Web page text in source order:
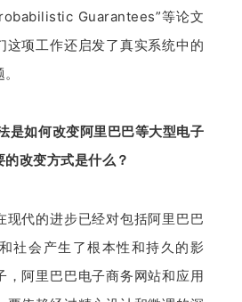
Guarantees”等论文
这项工作还启发了真实系统中的
是如何改变阿里巴巴等大型电子
改变方式是什么？
现代的进步已经对包括阿里巴巴
社会产生了根本性和持久的影
，阿里巴巴电子商务网站和应用